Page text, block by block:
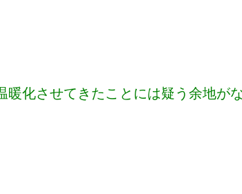
化させてきたことには疑う余地が